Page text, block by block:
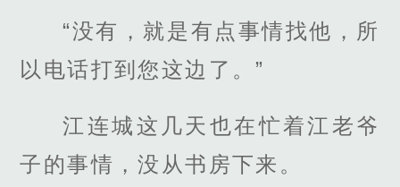
“没有，就是有点事情找他，所
以电话打到您这边了。”
江连城这几天也在忙着江老爷
子的事情，没从书房下来。